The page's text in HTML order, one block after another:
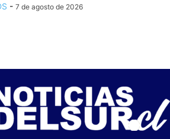
- 7 de agosto de 2026